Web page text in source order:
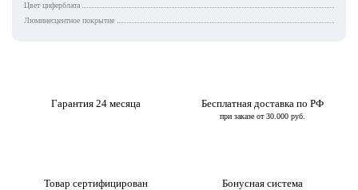
Цвет циферблата
Люминесцентное покрытие
Гарантия 24 месяца Бесплатная доставка по РФ
при заказе от 30.000 руб.
Товар сертифицирован Бонусная система